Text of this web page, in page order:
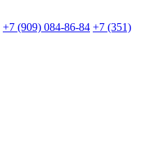
+7 (909) 084-86-84 +7 (351)